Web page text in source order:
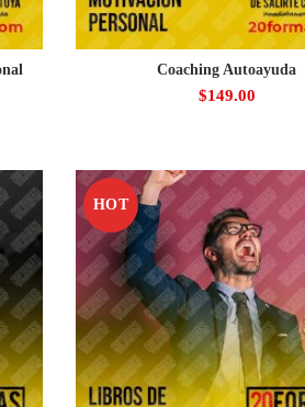
Coaching Autoayuda
$149.00
HOT